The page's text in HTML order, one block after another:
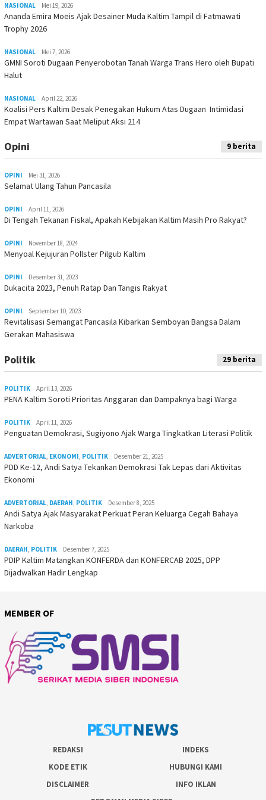
NASIONAL Mei 19, 2026
Ananda Emira Moeis Ajak Desainer Muda Kaltim Tampil di Fatmawati
Trophy 2026
NASIONAL Mei 7, 2026
GMNI Soroti Dugaan Penyerobotan Tanah Warga Trans Hero oleh Bupati
Halut
NASIONAL April 22, 2026
Koalisi Pers Kaltim Desak Penegakan Hukum Atas Dugaan Intimidasi
Empat Wartawan Saat Meliput Aksi 214
Opini 9 berita
OPINI Mei 31, 2026
Selamat Ulang Tahun Pancasila
OPINI April 11, 2026
Di Tengah Tekanan Fiskal, Apakah Kebijakan Kaltim Masih Pro Rakyat?
OPINI November 18, 2024
Menyoal Kejujuran Pollster Pilgub Kaltim
OPINI Desember 31, 2023
Dukacita 2023, Penuh Ratap Dan Tangis Rakyat
OPINI September 10, 2023
Revitalisasi Semangat Pancasila Kibarkan Semboyan Bangsa Dalam
Gerakan Mahasiswa
Politik 29 berita
POLITIK April 13, 2026
PENA Kaltim Soroti Prioritas Anggaran dan Dampaknya bagi Warga
POLITIK April 11, 2026
Penguatan Demokrasi, Sugiyono Ajak Warga Tingkatkan Literasi Politik
ADVERTORIAL EKONOMI POLITIK Desember 21, 2025
PDD Ke-12, Andi Satya Tekankan Demokrasi Tak Lepas dari Aktivitas
Ekonomi
ADVERTORIAL DAERAH POLITIK Desember 8, 2025
Andi Satya Ajak Masyarakat Perkuat Peran Keluarga Cegah Bahaya
Narkoba
DAERAH POLITIK Desember 7, 2025
PDIP Kaltim Matangkan KONFERDA dan KONFERCAB 2025, DPP
Dijadwalkan Hadir Lengkap
MEMBER OF
REDAKSI
INDEKS
KODE ETIK
HUBUNGI KAMI
DISCLAIMER
INFO IKLAN